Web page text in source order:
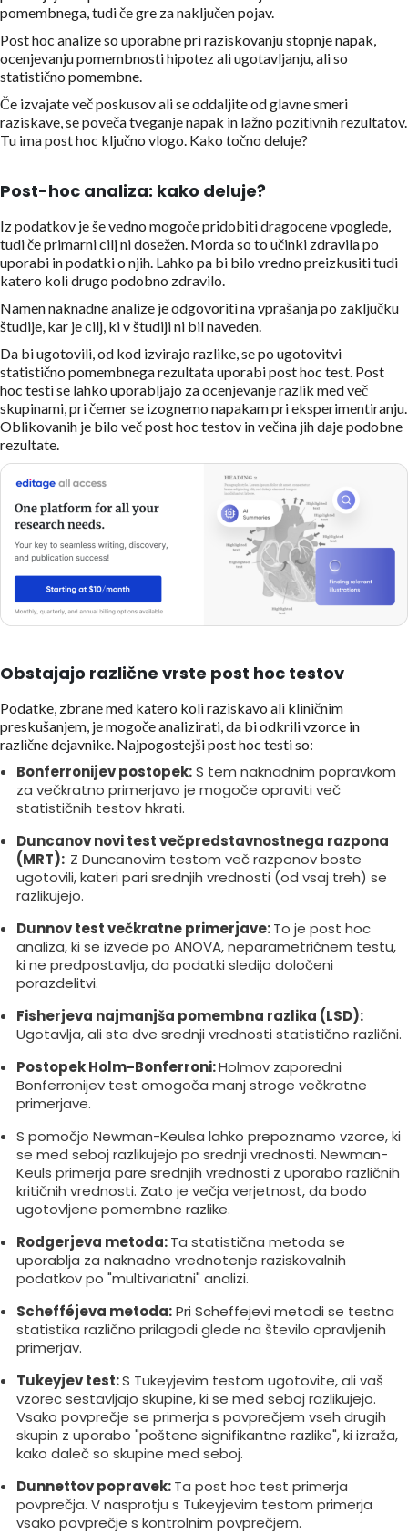
pomembnega, tudi če gre za naključen pojav.
Post hoc analize so uporabne pri raziskovanju stopnje napak,
ocenjevanju pomembnosti hipotez ali ugotavljanju, ali so
statistično pomembne.
Če izvajate več poskusov ali se oddaljite od glavne smeri
raziskave, se poveča tveganje napak in lažno pozitivnih rezultatov.
Tu ima post hoc ključno vlogo. Kako točno deluje?
Post-hoc analiza: kako deluje?
Iz podatkov je še vedno mogoče pridobiti dragocene vpoglede,
tudi če primarni cilj ni dosežen. Morda so to učinki zdravila po
uporabi in podatki o njih. Lahko pa bi bilo vredno preizkusiti tudi
katero koli drugo podobno zdravilo.
Namen naknadne analize je odgovoriti na vprašanja po zaključku
študije, kar je cilj, ki v študiji ni bil naveden.
Da bi ugotovili, od kod izvirajo razlike, se po ugotovitvi
statistično pomembnega rezultata uporabi post hoc test. Post
hoc testi se lahko uporabljajo za ocenjevanje razlik med več
skupinami, pri čemer se izognemo napakam pri eksperimentiranju.
Oblikovanih je bilo več post hoc testov in večina jih daje podobne
rezultate.
Obstajajo različne vrste post hoc testov
Podatke, zbrane med katero koli raziskavo ali kliničnim
preskušanjem, je mogoče analizirati, da bi odkrili vzorce in
različne dejavnike. Najpogostejši post hoc testi so:
Bonferronijev postopek:S tem naknadnim popravkom
za večkratno primerjavo je mogoče opraviti več
statističnih testov hkrati.
Duncanov novi test večpredstavnostnega razpona
(MRT): Z Duncanovim testom več razponov boste
ugotovili, kateri pari srednjih vrednosti (od vsaj treh) se
razlikujejo.
Dunnov test večkratne primerjave:To je post hoc
analiza, ki se izvede po ANOVA, neparametričnem testu,
ki ne predpostavlja, da podatki sledijo določeni
porazdelitvi.
Fisherjeva najmanjša pomembna razlika (LSD):
Ugotavlja, ali sta dve srednji vrednosti statistično različni.
Postopek Holm-Bonferroni:Holmov zaporedni
Bonferronijev test omogoča manj stroge večkratne
primerjave.
S pomočjo Newman-Keulsa lahko prepoznamo vzorce, ki
se med seboj razlikujejo po srednji vrednosti. Newman-
Keuls primerja pare srednjih vrednosti z uporabo različnih
kritičnih vrednosti. Zato je večja verjetnost, da bodo
ugotovljene pomembne razlike.
Rodgerjeva metoda:Ta statistična metoda se
uporablja za naknadno vrednotenje raziskovalnih
podatkov po "multivariatni" analizi.
Schefféjeva metoda:Pri Scheffejevi metodi se testna
statistika različno prilagodi glede na število opravljenih
primerjav.
Tukeyjev test:S Tukeyjevim testom ugotovite, ali vaš
vzorec sestavljajo skupine, ki se med seboj razlikujejo.
Vsako povprečje se primerja s povprečjem vseh drugih
skupin z uporabo "poštene signifikantne razlike", ki izraža,
kako daleč so skupine med seboj.
Dunnettov popravek:Ta post hoc test primerja
povprečja. V nasprotju s Tukeyjevim testom primerja
vsako povprečje s kontrolnim povprečjem.